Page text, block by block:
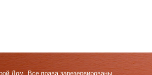
Дом. Все права зарезервированы.